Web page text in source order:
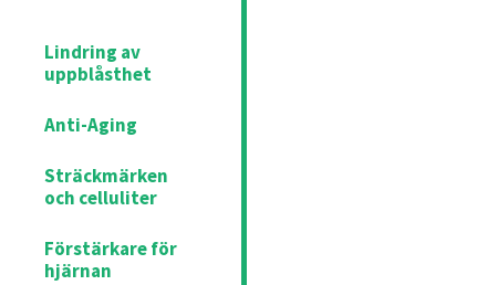
Lindring av
uppblåsthet
Anti-Aging
Sträckmärken
och celluliter
Förstärkare för
hjärnan